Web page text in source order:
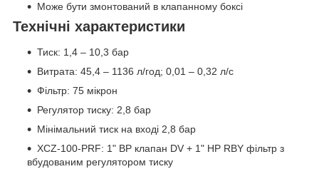
Може бути змонтований в клапанному боксі
Технічні характеристики
Тиск: 1,4 – 10,3 бар
Витрата: 45,4 – 1136 л/год; 0,01 – 0,32 л/с
Фільтр: 75 мікрон
Регулятор тиску: 2,8 бар
Мінімальний тиск на вході 2,8 бар
ХСZ-100-РRF: 1" ВР клапан DV + 1" НР RBY фільтр з
вбудованим регулятором тиску